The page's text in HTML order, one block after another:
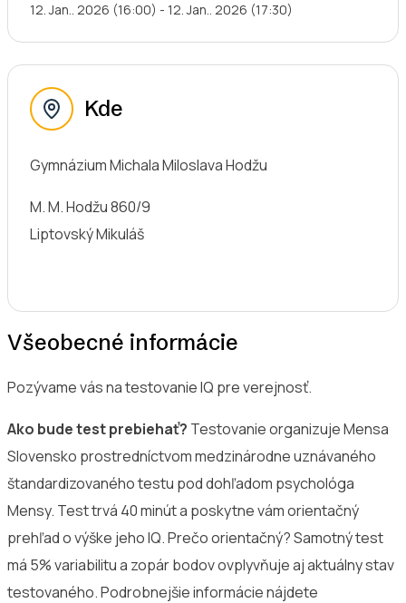
12. Jan.. 2026 (16:00) - 12. Jan.. 2026 (17:30)
Kde
Gymnázium Michala Miloslava Hodžu
M. M. Hodžu 860/9
Liptovský Mikuláš
Všeobecné informácie
Pozývame vás na testovanie IQ pre verejnosť.
Ako bude test prebiehať? Testovanie organizuje Mensa
Slovensko prostredníctvom medzinárodne uznávaného
štandardizovaného testu pod dohľadom psychológa
Mensy. Test trvá 40 minút a poskytne vám orientačný
prehľad o výške jeho IQ. Prečo orientačný? Samotný test
má 5% variabilitu a zopár bodov ovplyvňuje aj aktuálny stav
testovaného. Podrobnejšie informácie nájdete